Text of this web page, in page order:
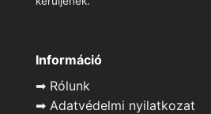
Információ
➡ Rólunk
➡ Adatvédelmi nyilatkozat